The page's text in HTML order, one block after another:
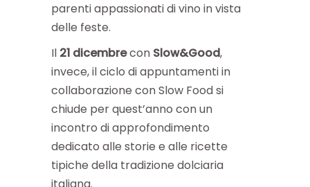
parenti appassionati di vino in vista
delle feste.
Il 21 dicembrecon Slow&Good,
invece, il ciclo di appuntamenti in
collaborazione con Slow Food si
chiude per quest’anno con un
incontro di approfondimento
dedicato alle storie e alle ricette
tipiche della tradizione dolciaria